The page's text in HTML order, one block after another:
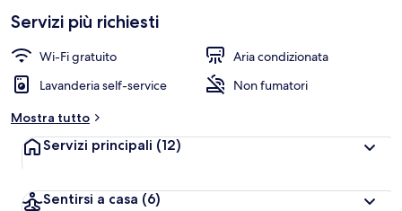
Servizi più richiesti
Wi-Fi gratuito
Aria condizionata
Lavanderia self-service
Non fumatori
Mostra tutto
Servizi principali (12)
Sentirsi a casa (6)